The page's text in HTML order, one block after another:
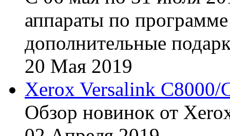
аппараты по
дополнительные
20 Мая 2019
Xerox Versalink C8000/
Обзор новинок от